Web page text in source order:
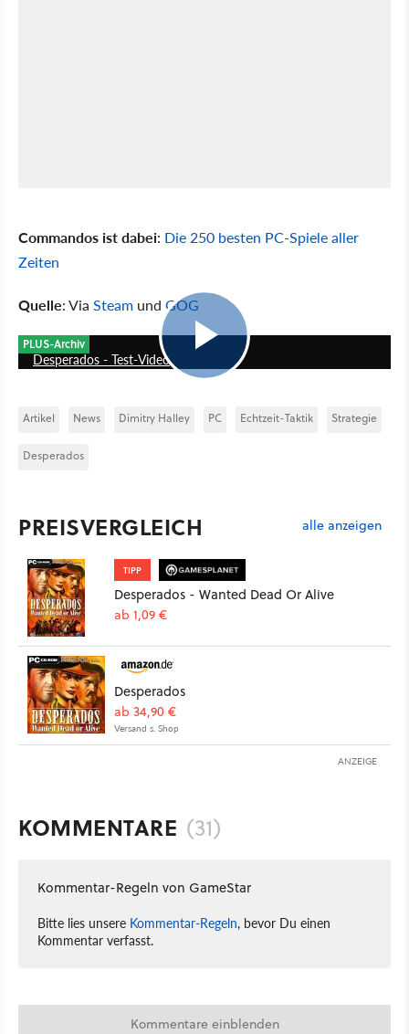
Commandos ist dabei: Die 250 besten PC-Spiele aller
Zeiten
Quelle: Via Steam und GOG
PLUS-Archiv
Desperados - Test-Video
Artikel News Dimitry Halley PC Echtzeit-Taktik Strategie
Desperados
PREISVERGLEICH alle anzeigen
TIPP
Desperados - Wanted Dead Or Alive
ab 1,09 €
Desperados
ab 34,90 €
Versand s. Shop
ANZEIGE
KOMMENTARE (31)
Kommentar-Regeln von GameStar
Bitte lies unsere Kommentar-Regeln, bevor Du einen
Kommentar verfasst.
Kommentare einblenden